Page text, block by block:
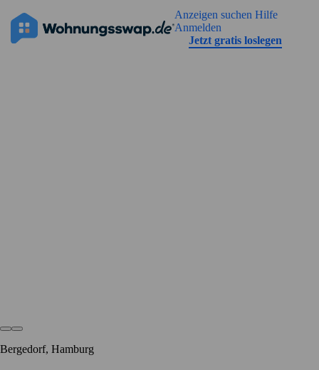
Anzeigen suchen Hilfe
Anmelden
Jetzt gratis loslegen
Die Anzeige hat noch keine Bilder
Straßenansicht
Bergedorf, Hamburg